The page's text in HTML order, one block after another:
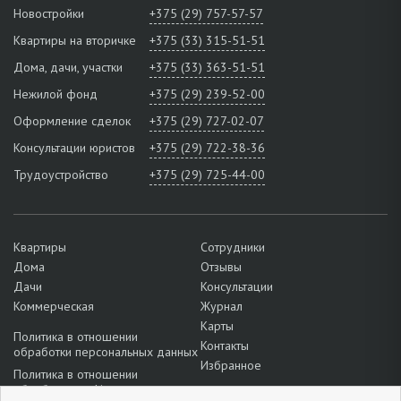
Новостройки
+375 (29) 757-57-57
Квартиры на вторичке
+375 (33) 315-51-51
Дома, дачи, участки
+375 (33) 363-51-51
Нежилой фонд
+375 (29) 239-52-00
Оформление сделок
+375 (29) 727-02-07
Консультации юристов
+375 (29) 722-38-36
Трудоустройство
+375 (29) 725-44-00
Квартиры
Дома
Дачи
Коммерческая
Политика в отношении
обработки персональных данных
Политика в отношении
обработки cookie
Сотрудники
Отзывы
Консультации
Журнал
Карты
Контакты
Избранное